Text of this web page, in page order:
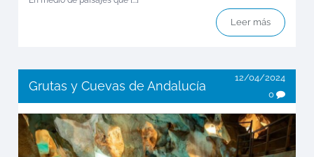
Leer más
Grutas y Cuevas de Andalucía
12/04/2024
0